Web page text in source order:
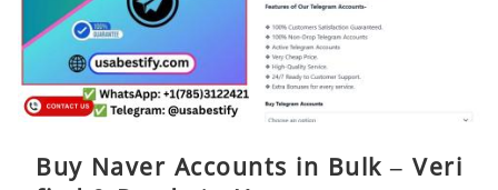
Buy Naver Accounts in Bulk – Veri